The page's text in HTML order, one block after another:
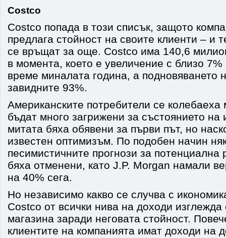
Costco
Costco попада в този списък, защото
предлага стойност на своите клиенти – и
се връщат за още. Costco има 140,6
в момента, което е увеличение с близо
време миналата година, а подновяването
завидните 93%.
Американските потребители се
бъдат много загрижени за състоянието на
митата бяха обявени за първи път, но
известен оптимизъм. По подобен начин
песимистичните прогнози за потенциална
бяха отменени, като J.P. Morgan намали
на 40% сега.
Но независимо какво се случва с
Costco от всички нива на доходи изглежда
магазина заради неговата стойност.
клиентите на компанията имат доходи на